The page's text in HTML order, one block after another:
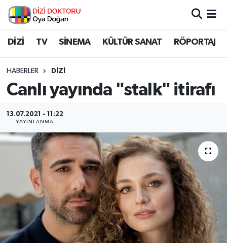
DİZİ TV SİNEMA KÜLTÜR SANAT RÖPORTAJ
HABERLER DİZİ
Canlı yayında "stalk" itirafı
13.07.2021 - 11:22
YAYINLANMA
İstanbul Nöbetçi Eczaneler
İstanbul Namaz Vakitleri
İstanbul Trafik Yoğunluk Haritası
Süper Lig Puan Durumu ve Fikstür
Tüm Manşetler
Son Dakika Haberleri
Haber Arşivi